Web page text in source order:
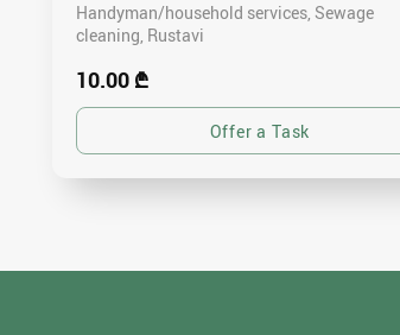
Handyman/household services, Sewage
cleaning Rustavi
10.00 ₾